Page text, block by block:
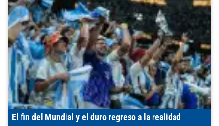
El fin del Mundial y el duro regreso a la realidad